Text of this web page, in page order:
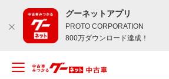
グーネットアプリ
PROTO CORPORATION
800万ダウンロード達成！